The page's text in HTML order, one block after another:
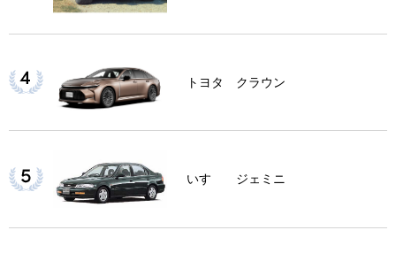
トヨタ クラウン
いすゞ ジェミニ